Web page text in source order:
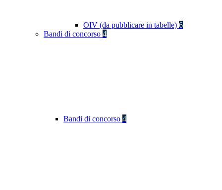
OIV (da pubblicare in tabelle) 6
Bandi di concorso 4
Bandi di concorso 4